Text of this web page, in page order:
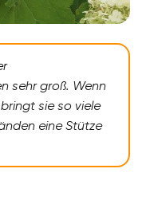
sehr groß. Wenn
sie so viele
eine Stütze